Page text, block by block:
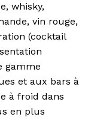
whisky,
vin rouge,
(cocktail
gamme
et aux bars à
à froid dans
en plus